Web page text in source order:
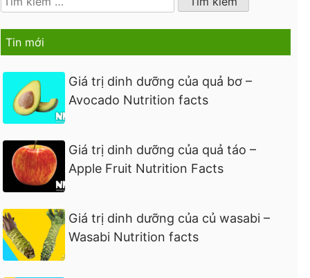
kiếm
cho:
Tin mới
Giá trị dinh dưỡng của quả bơ –
Avocado Nutrition facts
Giá trị dinh dưỡng của quả táo –
Apple Fruit Nutrition Facts
Giá trị dinh dưỡng của củ wasabi –
Wasabi Nutrition facts